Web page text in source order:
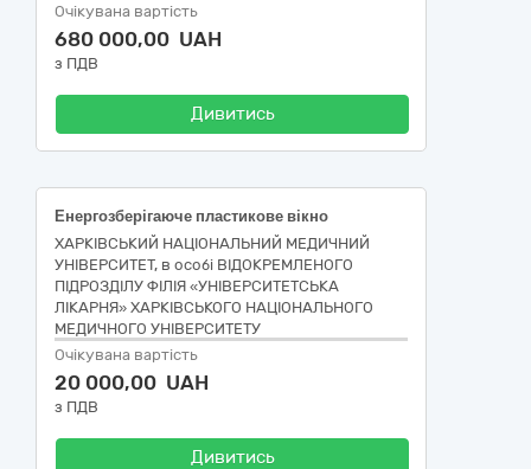
Очікувана вартість
680 000,00 UAH
з ПДВ
Дивитись
Енергозберігаюче пластикове вікно
ХАРКІВСЬКИЙ НАЦІОНАЛЬНИЙ МЕДИЧНИЙ
УНІВЕРСИТЕТ, в особі ВІДОКРЕМЛЕНОГО
ПІДРОЗДІЛУ ФІЛІЯ «УНІВЕРСИТЕТСЬКА
ЛІКАРНЯ» ХАРКІВСЬКОГО НАЦІОНАЛЬНОГО
МЕДИЧНОГО УНІВЕРСИТЕТУ
Очікувана вартість
20 000,00 UAH
з ПДВ
Дивитись